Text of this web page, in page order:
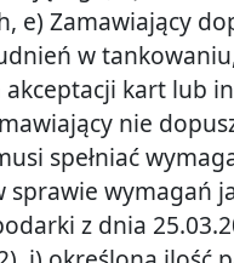
e) Zamawiający
w
akceptacji kart lub
nie
spełniać
sprawie wymagań
z dnia